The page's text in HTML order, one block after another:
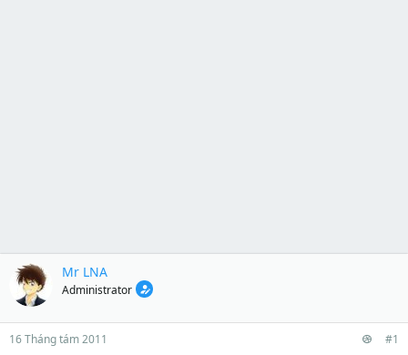
Mr LNA
Administrator
16 Tháng tám 2011 #1